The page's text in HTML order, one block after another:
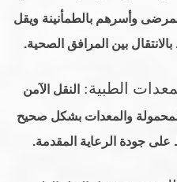
وأسرهم بالطمأنينة ويقل
بين المرافق الصحية.
النقل الآمن
والمعدات بشكل صحيح
جودة الرعاية المقدمة.